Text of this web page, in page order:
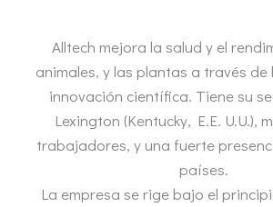
Alltech mejora la salud y el
animales, y las plantas a través de
innovación científica. Tiene su
Lexington (Kentucky, E.E. U.U.),
trabajadores, y una fuerte
países.
La empresa se rige bajo el